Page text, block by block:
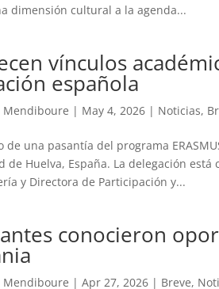
dimensión cultural a la agenda...
vínculos
española
Mendiboure | May 4, 2026 | Noticias,
de una pasantía del programa
de Huelva, España. La delegación
y Directora de Participación y...
conocieron
Mendiboure | Apr 27, 2026 | Breve,